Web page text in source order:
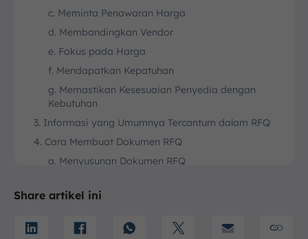
c. Meminta Penawaran Harga
d. Membandingkan Vendor
e. Fokus pada Harga
f. Mendapatkan Kepatuhan
g. Memastikan Kesesuaian Penyedia dengan
Kebutuhan
3. Informasi yang Umumnya Tercantum dalam RFQ
4. Cara Membuat Dokumen RFQ
a. Menyusunan Dokumen RFQ
Vendor
d. Memilih Pemasok Optimal
Share artikel ini